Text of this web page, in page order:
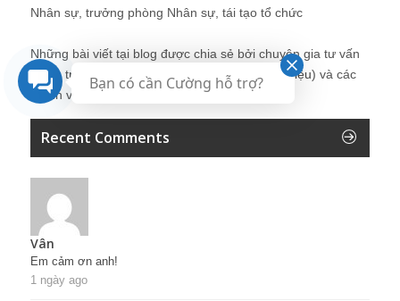
Nhân sự, trưởng phòng Nhân sự, tái tạo tổ chức
Những bài viết tại blog được chia sẻ bởi chuyên gia tư vấn
Quản trị Nhân sự Nguyễn Hùng Cường (
giới thiệu) và các
thành viên khác trong cộng đồng Nhân sự.
Recent Comments
Vân
Em cảm ơn anh!
1 ngày ago
Bạn có cần Cường hỗ trợ?